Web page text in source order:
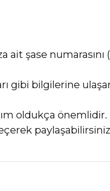
şase numarasını
gibi bilgilerine
oldukça önemlidir.